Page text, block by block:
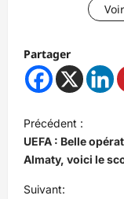
Partager
a
v
i
Précédent :
UEFA : Belle
Almaty, voici le
Suivant: